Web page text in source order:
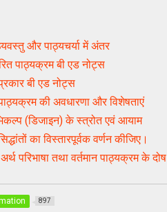
और पाठ्यचर्या में अंतर
पाठ्यक्रम बी एड नोट्स
बी एड नोट्स
की अवधारणा और विशेषताएं
(डिजाइन) के स्त्रोत एवं आयाम
का विस्तारपूर्वक वर्णन कीजिए।
परिभाषा तथा वर्तमान पाठ्यक्रम के
897